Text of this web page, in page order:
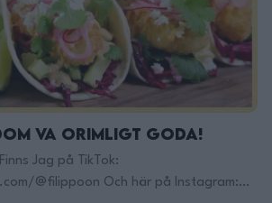
Va Orimligt Goda!
Jag på TikTok:
@filippoon Och här på Instagram: